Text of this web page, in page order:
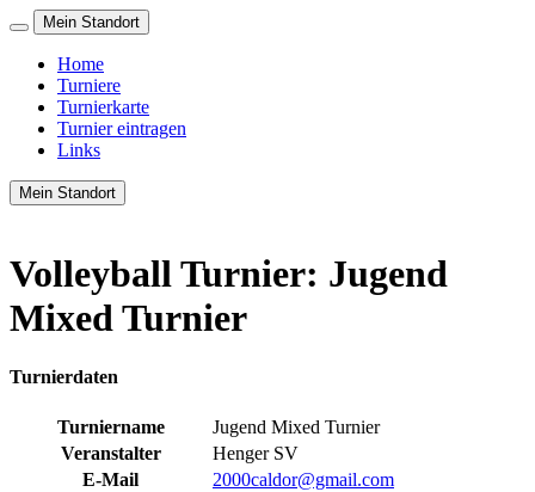
Mein Standort
Home
Turniere
Turnierkarte
Turnier eintragen
Links
Mein Standort
Volleyball Turnier: Jugend
Mixed Turnier
Turnierdaten
Turniername
Jugend Mixed Turnier
Veranstalter
Henger SV
E-Mail
2000caldor@gmail.com